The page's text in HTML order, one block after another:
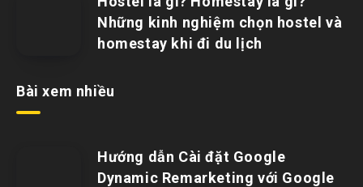
Những kinh nghiệm chọn hostel và
homestay khi đi du lịch
Bài xem nhiều
Hướng dẫn Cài đặt Google
Dynamic Remarketing với Google